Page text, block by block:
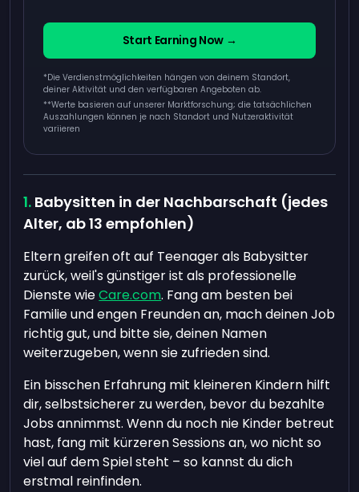
Start Earning Now →
*Die Verdienstmöglichkeiten hängen von deinem Standort,
deiner Aktivität und den verfügbaren Angeboten ab.
**Werte basieren auf unserer Marktforschung; die tatsächlichen
Auszahlungen können je nach Standort und Nutzeraktivität
variieren
Babysitten in der Nachbarschaft (jedes
Alter, ab 13 empfohlen)
Eltern greifen oft auf Teenager als Babysitter
zurück, weil's günstiger ist als professionelle
Dienste wieCare.com. Fang am besten bei
Familie und engen Freunden an, mach deinen Job
richtig gut, und bitte sie, deinen Namen
weiterzugeben, wenn sie zufrieden sind.
Ein bisschen Erfahrung mit kleineren Kindern hilft
dir, selbstsicherer zu werden, bevor du bezahlte
Jobs annimmst. Wenn du noch nie Kinder betreut
hast, fang mit kürzeren Sessions an, wo nicht so
viel auf dem Spiel steht – so kannst du dich
erstmal reinfinden.